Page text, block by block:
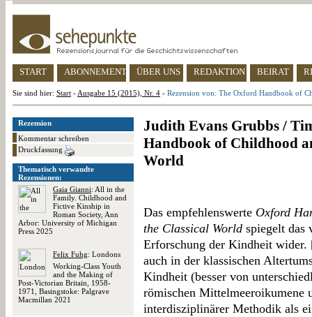
START ABONNEMENT ÜBER UNS REDAKTION BEIRAT
Sie sind hier: Start - Ausgabe 15 (2015), Nr. 4 - Rezension von: The Oxford Handbook of
Rezension
Kommentar schreiben
Druckfassung
Thematisch verwandte
Rezensionen:
Gaia Gianni: All in the
Family. Childhood and
Fictive Kinship in
Roman Society, Ann
Arbor: University of Michigan
Press 2025
Felix Fuhg: Londons
Working-Class Youth
and the Making of
Post-Victorian Britain, 1958-
1971, Basingstoke: Palgrave
Macmillan 2021
Judith Evans Grubbs /
Handbook of Childhood
World
Das empfehlenswerte Oxford
the Classical World spiegelt das
Erforschung der Kindheit wider.
auch in der klassischen
Kindheit (besser von
römischen Mittelmeeroikumene
interdisziplinärer Methodik als